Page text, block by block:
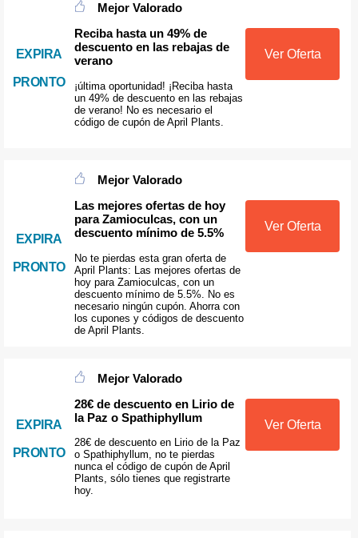
EXPIRA
PRONTO
Mejor Valorado
Reciba hasta un 49% de
descuento en las rebajas de
verano
¡última oportunidad! ¡Reciba hasta
un 49% de descuento en las rebajas
de verano! No es necesario el
código de cupón de April Plants.
Ver Oferta
EXPIRA
PRONTO
Mejor Valorado
Las mejores ofertas de hoy
para Zamioculcas, con un
descuento mínimo de 5.5%
No te pierdas esta gran oferta de
April Plants: Las mejores ofertas de
hoy para Zamioculcas, con un
descuento mínimo de 5.5%. No es
necesario ningún cupón. Ahorra con
los cupones y códigos de descuento
de April Plants.
Ver Oferta
EXPIRA
PRONTO
Mejor Valorado
28€ de descuento en Lirio de
la Paz o Spathiphyllum
28€ de descuento en Lirio de la Paz
o Spathiphyllum, no te pierdas
nunca el código de cupón de April
Plants, sólo tienes que registrarte
hoy.
Ver Oferta